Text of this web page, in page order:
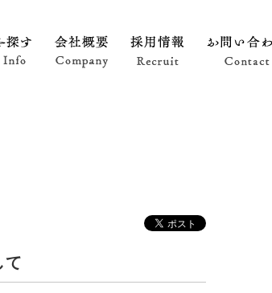
店舗を探す Shop Info 会社概要 Company 採用情報 Recruit